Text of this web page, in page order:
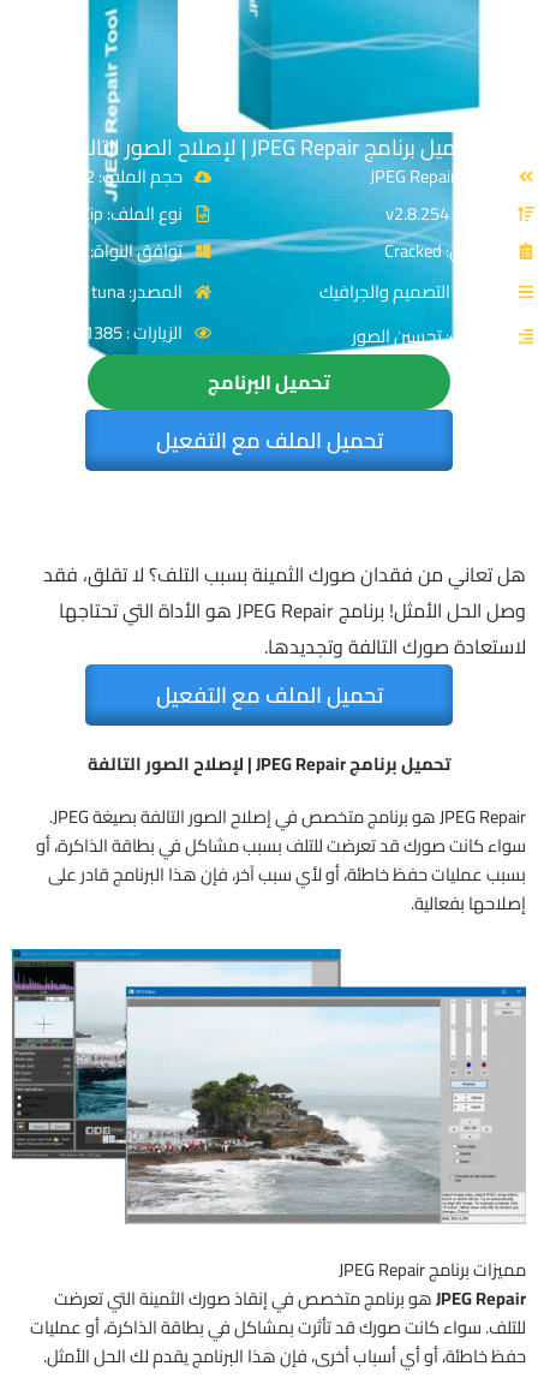
تحميل برنامج JPEG Repair | لإصلاح الصور التالفة
الإصدار: v2.8.254
الترخيص: Cracked
القسم: التصميم والجرافيك
التصنيف: تحسين الصور
حجم الملف: 2 MB
نوع الملف: Zip
توافق النواة: 32 & 64-Bit
المصدر: disk tuna
الزيارات : 1385
تحميل البرنامج
تحميل الملف مع التفعيل
هل تعاني من فقدان صورك الثمينة بسبب التلف؟ لا تقلق، فقد
وصل الحل الأمثل! برنامج JPEG Repair هو الأداة التي تحتاجها
لاستعادة صورك التالفة وتجديدها.
تحميل الملف مع التفعيل
تحميل برنامج JPEG Repair | لإصلاح الصور التالفة
JPEG Repair هو برنامج متخصص في إصلاح الصور التالفة بصيغة JPEG.
سواء كانت صورك قد تعرضت للتلف بسبب مشاكل في بطاقة الذاكرة، أو
بسبب عمليات حفظ خاطئة، أو لأي سبب آخر، فإن هذا البرنامج قادر على
إصلاحها بفعالية.
مميزات برنامج JPEG Repair
JPEG Repairهو برنامج متخصص في إنقاذ صورك الثمينة التي تعرضت
للتلف. سواء كانت صورك قد تأثرت بمشاكل في بطاقة الذاكرة، أو عمليات
حفظ خاطئة، أو أي أسباب أخرى، فإن هذا البرنامج يقدم لك الحل الأمثل.